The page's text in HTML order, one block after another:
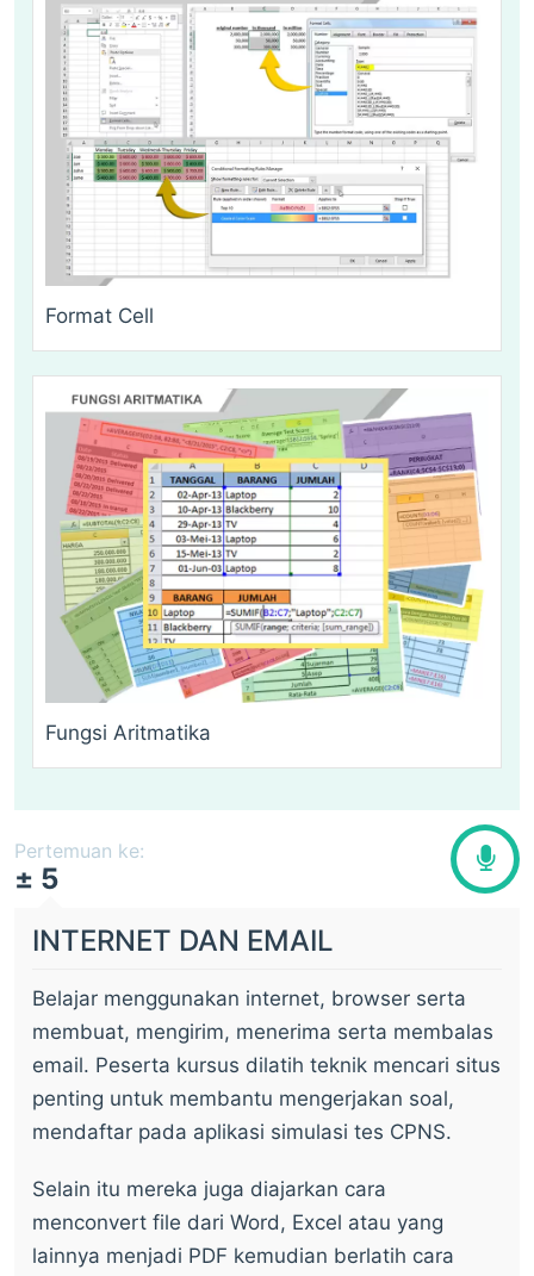
Format Cell
Fungsi Aritmatika
Pertemuan ke:
± 5
INTERNET DAN EMAIL
Belajar menggunakan internet, browser serta
membuat, mengirim, menerima serta membalas
email. Peserta kursus dilatih teknik mencari situs
penting untuk membantu mengerjakan soal,
mendaftar pada aplikasi simulasi tes CPNS.
Selain itu mereka juga diajarkan cara
menconvert file dari Word, Excel atau yang
lainnya menjadi PDF kemudian berlatih cara